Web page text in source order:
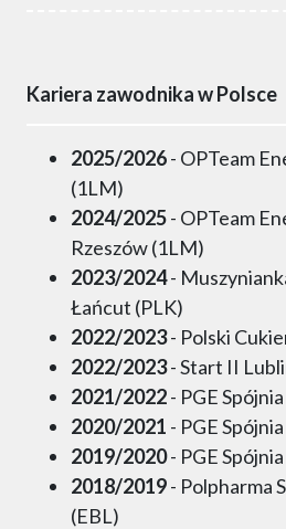
Kariera zawodnika w Polsce
2025/2026- OPTeam
(1LM)
2024/2025- OPTeam
Rzeszów (1LM)
2023/2024-
Łańcut (PLK)
2022/2023- Polski
2022/2023- Start II
2021/2022- PGE
2020/2021 - PGE
2019/2020- PGE
2018/2019- Polpharma
(EBL)